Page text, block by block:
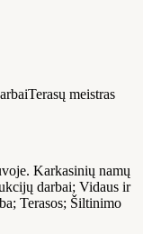
Terasų meistras
Karkasinių namų
darbai; Vidaus ir
Terasos; Šiltinimo